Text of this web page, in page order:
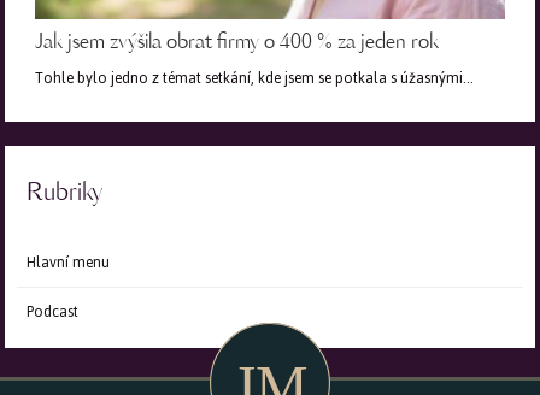
Jak jsem zvýšila obrat firmy o 400 % za jeden rok
Tohle bylo jedno z témat setkání, kde jsem se potkala s úžasnými…
Rubriky
Hlavní menu
Podcast